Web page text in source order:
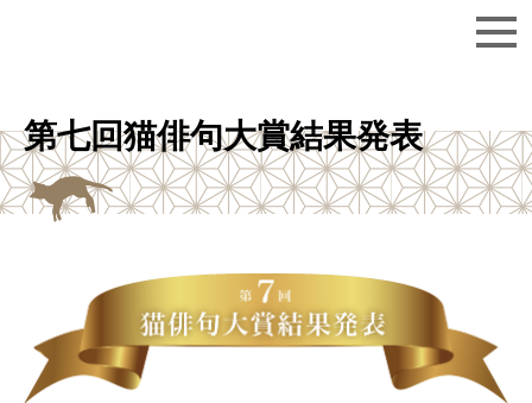
第七回猫俳句大賞結果発表